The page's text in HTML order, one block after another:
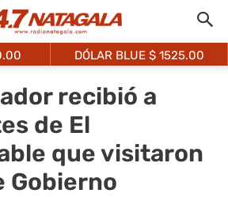
DÓLAR BLUE $ 1525.00
recibió a
de El
que visitaron
Gobierno